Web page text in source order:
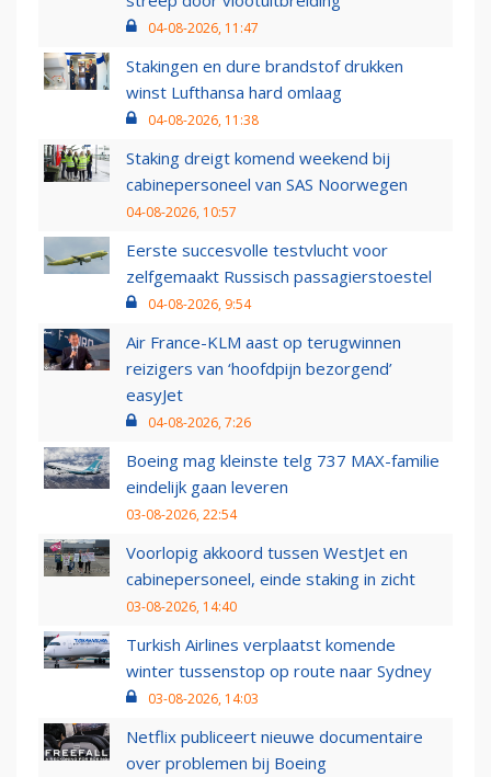
04-08-2026, 11:47
Stakingen en dure brandstof drukken
winst Lufthansa hard omlaag
04-08-2026, 11:38
Staking dreigt komend weekend bij
cabinepersoneel van SAS Noorwegen
04-08-2026, 10:57
Eerste succesvolle testvlucht voor
zelfgemaakt Russisch passagierstoestel
04-08-2026, 9:54
Air France-KLM aast op terugwinnen
reizigers van ‘hoofdpijn bezorgend’
easyJet
04-08-2026, 7:26
Boeing mag kleinste telg 737 MAX-familie
eindelijk gaan leveren
03-08-2026, 22:54
Voorlopig akkoord tussen WestJet en
cabinepersoneel, einde staking in zicht
03-08-2026, 14:40
Turkish Airlines verplaatst komende
winter tussenstop op route naar Sydney
03-08-2026, 14:03
Netflix publiceert nieuwe documentaire
over problemen bij Boeing